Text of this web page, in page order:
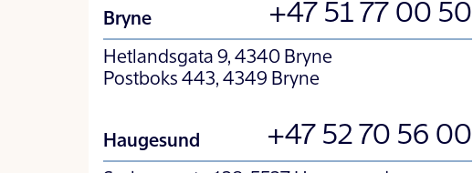
Bryne +47 51 77 00 50
Hetlandsgata 9, 4340 Bryne
Postboks 443, 4349 Bryne
Haugesund +47 52 70 56 00